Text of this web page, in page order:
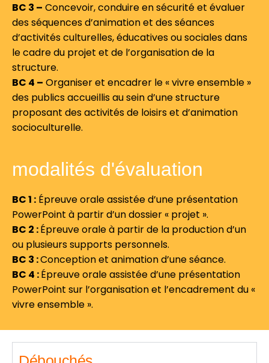
BC 3 – Concevoir, conduire en sécurité et évaluer
des séquences d’animation et des séances
d’activités culturelles, éducatives ou sociales dans
le cadre du projet et de l’organisation de la
structure.
BC 4 – Organiser et encadrer le « vivre ensemble »
des publics accueillis au sein d’une structure
proposant des activités de loisirs et d’animation
socioculturelle.
modalités d'évaluation
BC 1 : Épreuve orale assistée d’une présentation
PowerPoint à partir d’un dossier « projet ».
BC 2 :Épreuve orale à partir de la production d’un
ou plusieurs supports personnels.
BC 3 :Conception et animation d’une séance.
BC 4 :Épreuve orale assistée d’une présentation
PowerPoint sur l’organisation et l’encadrement du «
vivre ensemble ».